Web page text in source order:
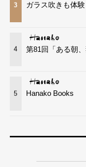
3 ガラス吹きも体
4 第81回「ある朝
5 Hanako Books